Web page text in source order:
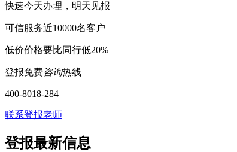
快速今天办理，明天见报
可信服务近10000名客户
低价价格要比同行低20%
登报免费咨询热线
400-8018-284
联系登报老师
登报最新信息